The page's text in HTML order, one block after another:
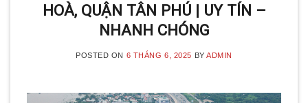
HOÀ, QUẬN TÂN PHÚ | UY TÍN –
NHANH CHÓNG
POSTED ON 6 THÁNG 6, 2025 BYADMIN